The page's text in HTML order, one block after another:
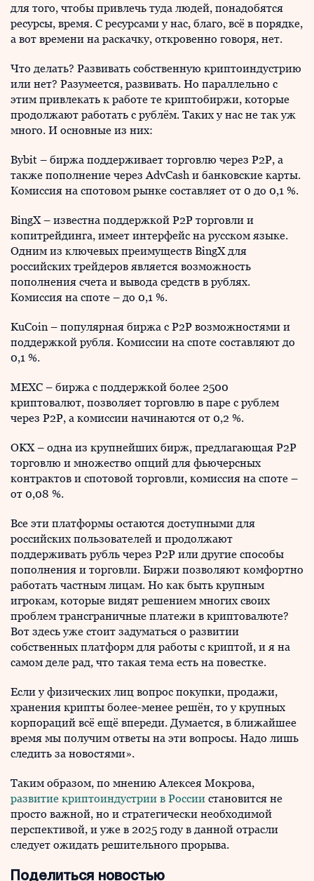
для того, чтобы привлечь туда людей, понадобятся
ресурсы, время. С ресурсами у нас, благо, всё в порядке,
а вот времени на раскачку, откровенно говоря, нет.
Что делать? Развивать собственную криптоиндустрию
или нет? Разумеется, развивать. Но параллельно с
этим привлекать к работе те криптобиржи, которые
продолжают работать с рублём. Таких у нас не так уж
много. И основные из них:
Bybit – биржа поддерживает торговлю через P2P, а
также пополнение через AdvCash и банковские карты.
Комиссия на спотовом рынке составляет от 0 до 0,1 %.
BingX – известна поддержкой P2P торговли и
копитрейдинга, имеет интерфейс на русском языке.
Одним из ключевых преимуществ BingX для
российских трейдеров является возможность
пополнения счета и вывода средств в рублях.
Комиссия на споте – до 0,1 %.
KuCoin – популярная биржа с P2P возможностями и
поддержкой рубля. Комиссии на споте составляют до
0,1 %.
MEXC – биржа с поддержкой более 2500
криптовалют, позволяет торговлю в паре с рублем
через P2P, а комиссии начинаются от 0,2 %.
OKX – одна из крупнейших бирж, предлагающая P2P
торговлю и множество опций для фьючерсных
контрактов и спотовой торговли, комиссия на споте –
от 0,08 %.
Все эти платформы остаются доступными для
российских пользователей и продолжают
поддерживать рубль через P2P или другие способы
пополнения и торговли. Биржи позволяют комфортно
работать частным лицам. Но как быть крупным
игрокам, которые видят решением многих своих
проблем трансграничные платежи в криптовалюте?
Вот здесь уже стоит задуматься о развитии
собственных платформ для работы с криптой, и я на
самом деле рад, что такая тема есть на повестке.
Если у физических лиц вопрос покупки, продажи,
хранения крипты более-менее решён, то у крупных
корпораций всё ещё впереди. Думается, в ближайшее
время мы получим ответы на эти вопросы. Надо лишь
следить за новостями».
Таким образом, по мнению Алексея Мокрова,
развитие криптоиндустрии в России становится не
просто важной, но и стратегически необходимой
перспективой, и уже в 2025 году в данной отрасли
следует ожидать решительного прорыва.
Поделиться новостью